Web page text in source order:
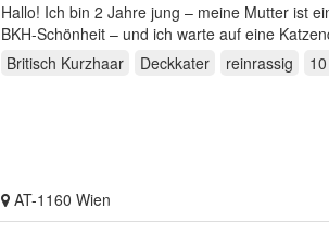
Hallo! Ich bin 2 Jahre jung – meine Mutter ist eine Karthäuser-BKH-Mix, mein Vater eine reinrassige
BKH-Schönheit – und ich warte auf eine
Britisch Kurzhaar
Deckkater reinrassig
AT-1160 Wien